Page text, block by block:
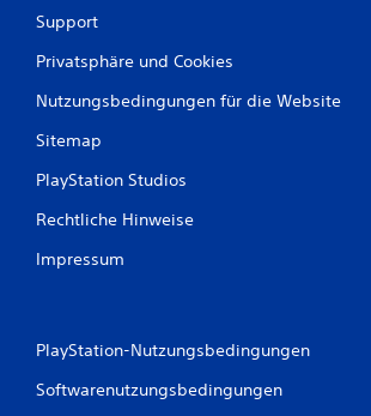
Support
Privatsphäre und Cookies
Nutzungsbedingungen für die Website
Sitemap
PlayStation Studios
Rechtliche Hinweise
Impressum
PlayStation-Nutzungsbedingungen
Softwarenutzungsbedingungen